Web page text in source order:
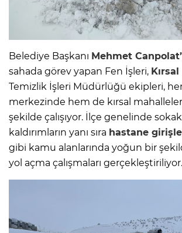
Belediye Başkanı Mehmet
sahada görev yapan Fen İşleri,
Temizlik İşleri Müdürlüğü ekipleri,
merkezinde hem de kırsal
şekilde çalışıyor. İlçe genelinde
kaldırımların yanı sıra hastane
gibi kamu alanlarında yoğun bir
yol açma çalışmaları gerçekleştiriliyor.